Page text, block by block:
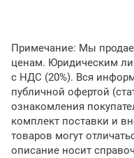
Примечание: Мы
ценам. Юридическим
с НДС (20%). Вся
публичной офертой
ознакомления
комплект поставки и
товаров могут
описание носит